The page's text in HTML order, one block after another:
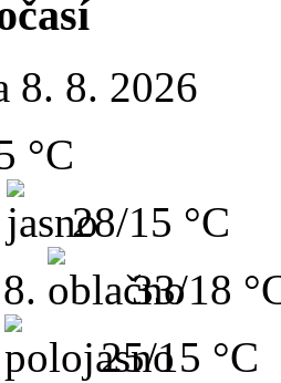
8. 8. 2026
°C
28/15 °C
33/18
25/15 °C